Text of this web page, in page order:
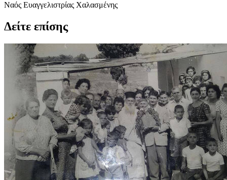
Ναός Ευαγγελιστρίας Χαλασμένης
Δείτε επίσης